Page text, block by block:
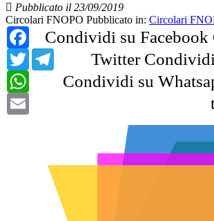
Pubblicato il 23/09/2019
Circolari FNOPO Pubblicato in: Circolari
Condividi su Facebook
Facebook
Twitter
TwitterTelegram
Condividi su
WhatsApp